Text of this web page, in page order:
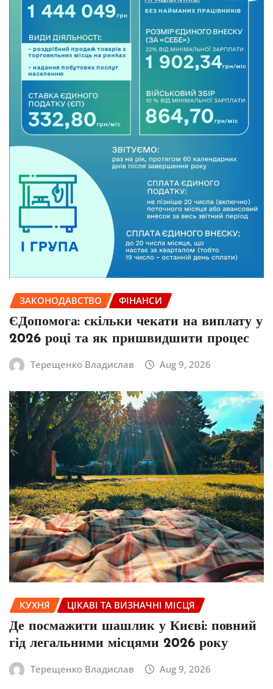
ЗАКОНОДАВСТВО ФІНАНСИ
ЄДопомога: скільки чекати на виплату у
2026 році та як пришвидшити процес
Терещенко Владислав Aug 9, 2026
КУХНЯ ЦІКАВІ ТА ВИЗНАЧНІ МІСЦЯ
Де посмажити шашлик у Києві: повний
гід легальними місцями 2026 року
Терещенко Владислав Aug 9, 2026